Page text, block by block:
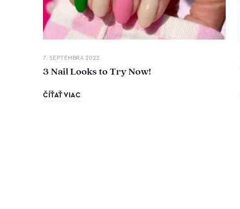
7. SEPTEMBRA 2022
3 Nail Looks to Try Now!
ČÍŤAŤ VIAC